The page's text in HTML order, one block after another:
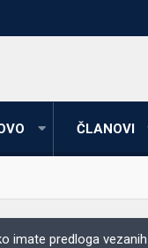
ČLANOVI
imate predloga